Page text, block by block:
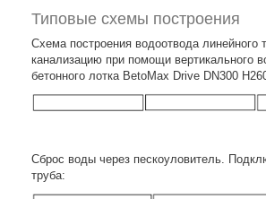
Типовые схемы построения
Схема построения водоотвода линейного
канализацию при помощи вертикального
бетонного лотка BetoMax Drive DN300
Сброс воды через пескоуловитель.
труба: